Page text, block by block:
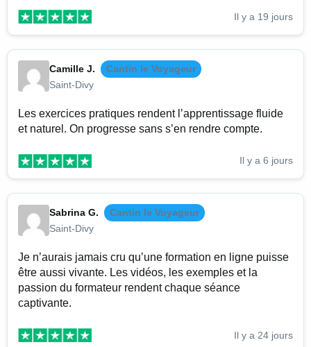
Il y a 19 jours
Camille J.
Cantin le Voyageur
Saint-Divy
Les exercices pratiques rendent l’apprentissage fluide
et naturel. On progresse sans s’en rendre compte.
Il y a 6 jours
Sabrina G.
Cantin le Voyageur
Saint-Divy
Je n’aurais jamais cru qu’une formation en ligne puisse
être aussi vivante. Les vidéos, les exemples et la
passion du formateur rendent chaque séance
captivante.
Il y a 24 jours